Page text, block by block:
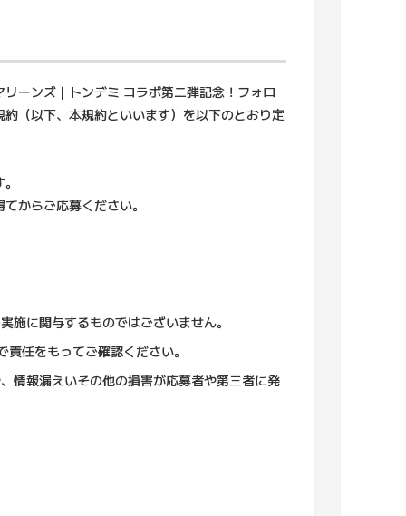
ーンズ｜トンデミ コラボ第二弾記念！フォロ
（以下、本規約といいます）を以下のとおり定
からご応募ください。
に関与するものではございません。
任をもってご確認ください。
情報漏えいその他の損害が応募者や第三者に発